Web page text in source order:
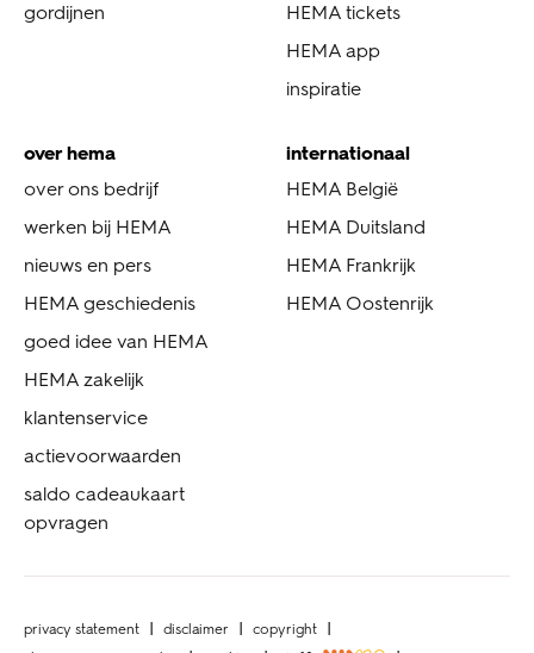
gordijnen
HEMA tickets
HEMA app
inspiratie
over hema
over ons bedrijf
werken bij HEMA
nieuws en pers
HEMA geschiedenis
goed idee van HEMA
HEMA zakelijk
klantenservice
actievoorwaarden
saldo cadeaukaart
opvragen
internationaal
HEMA België
HEMA Duitsland
HEMA Frankrijk
HEMA Oostenrijk
privacy statement disclaimer
copyright